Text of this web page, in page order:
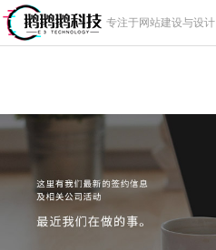
专注于网站建设与设计